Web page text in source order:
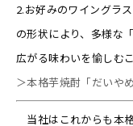
2.お好みのワイングラ
の形状により、多様な
広がる味わいを愉しむ
＞本格芋焼酎「だいや
当社はこれからも本